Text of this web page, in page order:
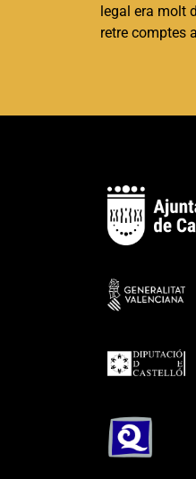
legal era molt
retre comptes